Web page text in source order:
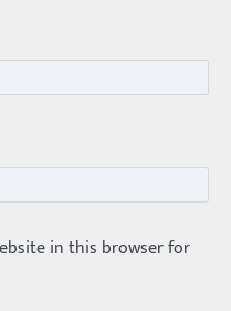
in this browser for
నానుడి…
15/04/2026
ఝాన్సీ–కాన్పూర్ జాతీయ
బీరు…